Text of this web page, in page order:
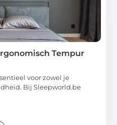
Tempur
voor zowel je
Bij Sleepworld.be